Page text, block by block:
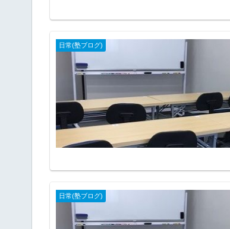
日常(塾ブログ)
日常(塾ブログ)